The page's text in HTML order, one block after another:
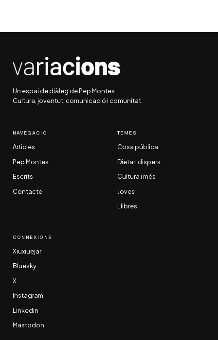
Un espai de diàleg de Pep Montes.
Cultura, joventut, comunicació i comunitat.
NAVEGACIÓ
Articles
Pep Montes
Escrits
Contacte
TEMES
Cosa pública
Dietari dispers
Cultura i més
Joves
Llibres
CONNEXIONS
Xiuxiuejar
Bluesky
X
Instagram
Linkedin
Mastodon